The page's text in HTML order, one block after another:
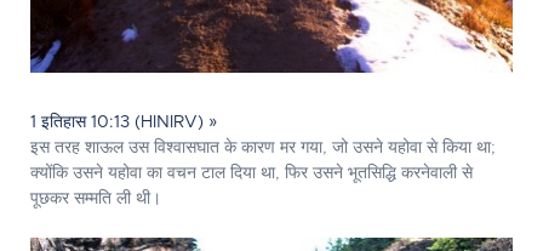
1 इतिहास 10:13 (HINIRV) »
इस तरह शाऊल उस विश्वासघात के कारण मर गया, जो उसने यहोवा से किया था;
क्योंकि उसने यहोवा का वचन टाल दिया था, फिर उसने भूतसिद्धि करनेवाली से
पूछकर सम्मति ली थी।